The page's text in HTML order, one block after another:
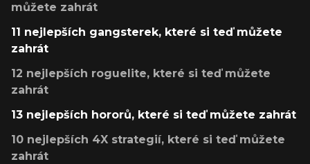
můžete zahrát
11 nejlepších gangsterek, které si teď můžete
zahrát
12 nejlepších roguelite, které si teď můžete
zahrát
13 nejlepších hororů, které si teď můžete zahrát
10 nejlepších 4X strategií, které si teď můžete
zahrát